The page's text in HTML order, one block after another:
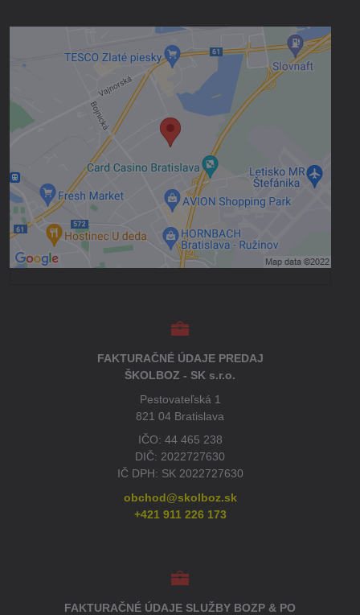
Externý obsah je blokovaný Voľbami
súkromia
Prajete si načítať externý obsah?
Povoliť tentokrát
Povoliť a zapamätať - súhlas s druhom
cookie: Funkčné
Otvoriť obsah v novom okne
FAKTURAČNÉ ÚDAJE PREDAJ
ŠKOLBOZ - SK s.r.o.
Pestovateľská 1
821 04 Bratislava
IČO: 44 465 238
DIČ: 2022727630
IČ DPH: SK 2022727630
obchod@skolboz.sk
+421 911 226 173
FAKTURAČNÉ ÚDAJE SLUŽBY BOZP & PO